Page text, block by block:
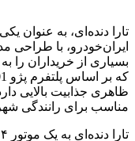
تارا دنده‌ای، به عنوان
ایران‌خودرو، با طراحی
بسیاری از خریداران را
ظاهری جذابیت بالایی
مناسب برای رانندگی